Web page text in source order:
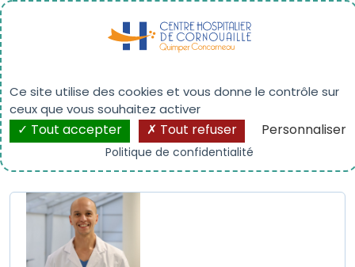
Dr Saber MITNIK
Panneau de gestion des cookies
Ce site utilise des cookies et vous donne le contrôle sur
ceux que vous souhaitez activer
Tout accepter Tout refuser Personnaliser
Politique de confidentialité